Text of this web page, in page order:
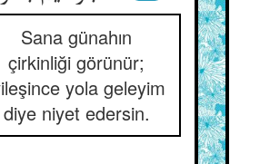
Sana günahın
çirkinliği görünür;
yola geleyim
diye niyet edersin.